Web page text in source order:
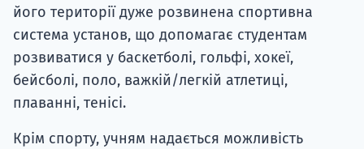
його території дуже розвинена спортивна
система установ, що допомагає студентам
розвиватися у баскетболі, гольфі, хокеї,
бейсболі, поло, важкій/легкій атлетиці,
плаванні, тенісі.
Крім спорту, учням надається можливість